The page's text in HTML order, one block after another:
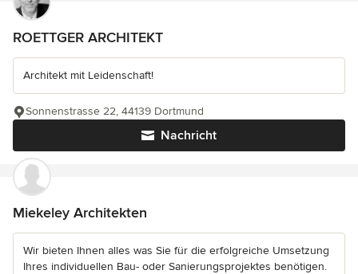
ROETTGER ARCHITEKT
Architekt mit Leidenschaft!
Nachricht
Sonnenstrasse 22, 44139 Dortmund
Miekeley Architekten
Wir bieten Ihnen alles was Sie für die erfolgreiche Umsetzung
Ihres individuellen Bau- oder Sanierungsprojektes benötigen.